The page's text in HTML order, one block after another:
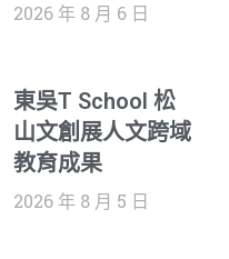
2026 年 8 月 6 日
東吳T School 松
山文創展人文跨域
教育成果
2026 年 8 月 5 日